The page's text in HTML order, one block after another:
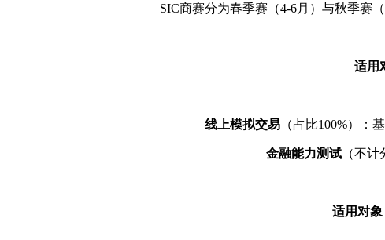
SIC商赛分为春季赛（4-6月）与秋季赛
适用
线上模拟交易（占比100%）：
金融能力测试 （不
适用对象